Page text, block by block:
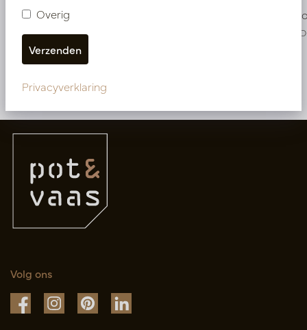
Op voorraad
PV22.022GOM
Op
Meer van Potten
Volg ons
Overig
Privacyverklaring